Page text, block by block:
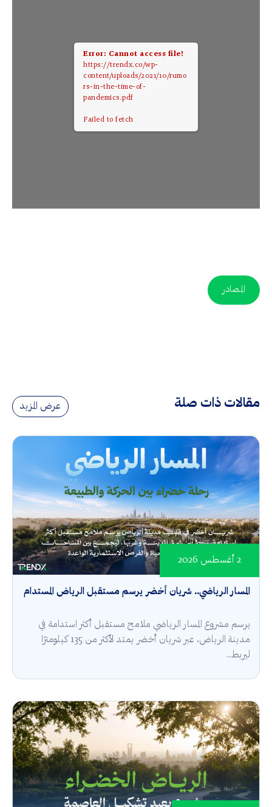
Error: Cannot access file!
https://trendx.co/wp-
content/uploads/2021/10/rumo
rs-in-the-time-of-
pandemics.pdf
Failed to fetch
المصادر
مقالات ذات صلة عرض المزيد
المسار الرياضي.. شريان أخضر يرسم مستقبل الرياض المستدام
2 أغسطس 2026
يرسم مشروع المسار الرياضي ملامح مستقبل أكثر استدامة في
مدينة الرياض، عبر شريان أخضر يمتد لأكثر من 135 كيلومترًا
ليربط...